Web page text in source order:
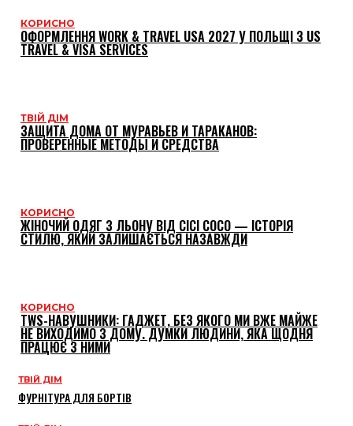
КОРИСНО
ОФОРМЛЕННЯ WORK & TRAVEL USA 2027 У ПОЛЬЩІ З US
TRAVEL & VISA SERVICES
ТВІЙ ДІМ
ЗАЩИТА ДОМА ОТ МУРАВЬЕВ И ТАРАКАНОВ:
ПРОВЕРЕННЫЕ МЕТОДЫ И СРЕДСТВА
КОРИСНО
ЖІНОЧИЙ ОДЯГ З ЛЬОНУ ВІД CICI COCO — ІСТОРІЯ
СТИЛЮ, ЯКИЙ ЗАЛИШАЄТЬСЯ НАЗАВЖДИ
КОРИСНО
TWS-НАВУШНИКИ: ГАДЖЕТ, БЕЗ ЯКОГО МИ ВЖЕ МАЙЖЕ
НЕ ВИХОДИМО З ДОМУ. ДУМКИ ЛЮДИНИ, ЯКА ЩОДНЯ
ПРАЦЮЄ З НИМИ
ТВІЙ ДІМ
ФУРНІТУРА ДЛЯ БОРТІВ